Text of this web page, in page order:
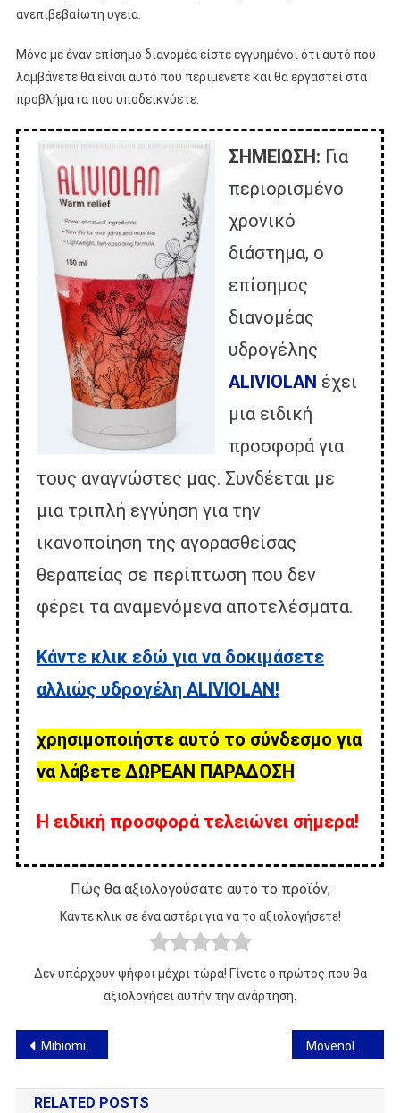
ανεπιβεβαίωτη υγεία.
Μόνο με έναν επίσημο διανομέα είστε εγγυημένοι ότι αυτό που
λαμβάνετε θα είναι αυτό που περιμένετε και θα εργαστεί στα
προβλήματα που υποδεικνύετε.
ΣΗΜΕΙΩΣΗ: Για
περιορισμένο
χρονικό
διάστημα, ο
επίσημος
διανομέας
υδρογέλης
ALIVIOLAN έχει
μια ειδική
προσφορά για
τους αναγνώστες μας. Συνδέεται με
μια τριπλή εγγύηση για την
ικανοποίηση της αγορασθείσας
θεραπείας σε περίπτωση που δεν
φέρει τα αναμενόμενα αποτελέσματα.
Κάντε κλικ εδώ για να δοκιμάσετε
αλλιώς υδρογέλη ALIVIOLAN!
χρησιμοποιήστε αυτό το σύνδεσμο για
να λάβετε ΔΩΡΕΑΝ ΠΑΡΑΔΟΣΗ
Η ειδική προσφορά τελειώνει σήμερα!
Πώς θα αξιολογούσατε αυτό το προϊόν;
Κάντε κλικ σε ένα αστέρι για να το αξιολογήσετε!
Δεν υπάρχουν ψήφοι μέχρι τώρα! Γίνετε ο πρώτος που θα
αξιολογήσει αυτήν την ανάρτηση.
Πλοήγηση
άρθρων
Mibiomi Patches – γνώμη για το διαδερμικό σύστημα απώλειας βάρους
RELATED POSTS